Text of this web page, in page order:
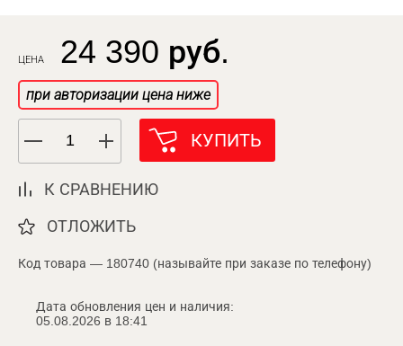
ЦЕНА 24 390 руб.
при авторизации цена ниже
КУПИТЬ
К СРАВНЕНИЮ
ОТЛОЖИТЬ
Код товара — 180740 (называйте при заказе по телефону)
Дата обновления цен и наличия:
05.08.2026 в 18:41